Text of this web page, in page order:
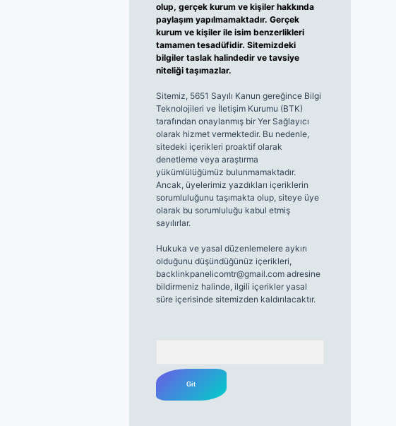
olup, gerçek kurum ve kişiler hakkında
paylaşım yapılmamaktadır. Gerçek
kurum ve kişiler ile isim benzerlikleri
tamamen tesadüfidir. Sitemizdeki
bilgiler taslak halindedir ve tavsiye
niteliği taşımazlar.
Sitemiz, 5651 Sayılı Kanun gereğince Bilgi
Teknolojileri ve İletişim Kurumu (BTK)
tarafından onaylanmış bir Yer Sağlayıcı
olarak hizmet vermektedir. Bu nedenle,
sitedeki içerikleri proaktif olarak
denetleme veya araştırma
yükümlülüğümüz bulunmamaktadır.
Ancak, üyelerimiz yazdıkları içeriklerin
sorumluluğunu taşımakta olup, siteye üye
olarak bu sorumluluğu kabul etmiş
sayılırlar.
Hukuka ve yasal düzenlemelere aykırı
olduğunu düşündüğünüz içerikleri,
backlinkpanelicomtr@gmail.comadresine
bildirmeniz halinde, ilgili içerikler yasal
süre içerisinde sitemizden kaldırılacaktır.